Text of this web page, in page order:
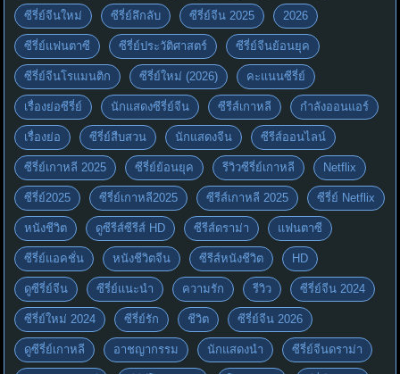
ซีรี่ย์จีนใหม่ ซีรี่ย์ลึกลับ ซีรี่ย์จีน 2025 2026
ซีรี่ย์แฟนตาซี ซีรี่ย์ประวัติศาสตร์ ซีรี่ย์จีนย้อนยุค
ซีรี่ย์จีนโรแมนติก ซีรี่ย์ใหม่ (2026) คะแนนซีรี่ย์
เรื่องย่อซีรี่ย์ นักแสดงซีรี่ย์จีน ซีรีส์เกาหลี กำลังออนแอร์
เรื่องย่อ ซีรี่ย์สืบสวน นักแสดงจีน ซีรีส์ออนไลน์
ซีรี่ย์เกาหลี 2025 ซีรี่ย์ย้อนยุค รีวิวซีรี่ย์เกาหลี Netflix
ซีรี่ย์2025 ซีรี่ย์เกาหลี2025 ซีรีส์เกาหลี 2025 ซีรี่ย์ Netflix
หนังชีวิต ดูซีรีส์ซีรีส์ HD ซีรีส์ดราม่า แฟนตาซี
ซีรี่ย์แอคชั่น หนังชีวิตจีน ซีรีส์หนังชีวิต HD
ดูซีรี่ย์จีน ซีรี่ย์แนะนำ ความรัก รีวิว ซีรี่ย์จีน 2024
ซีรี่ย์ใหม่ 2024 ซีรี่ย์รัก ชีวิต ซีรี่ย์จีน 2026
ดูซีรี่ย์เกาหลี อาชญากรรม นักแสดงนำ ซีรี่ย์จีนดราม่า